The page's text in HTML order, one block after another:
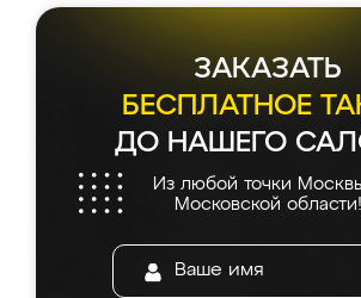
ЗАКАЗАТЬ
БЕСПЛАТНОЕ
ДО НАШЕГО
Из любой точки
Московской области!